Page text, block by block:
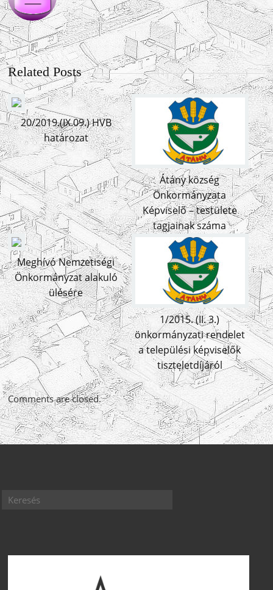
Related Posts
20/2019.(IX.09.) HVB
határozat
Átány község
Önkormányzata
Képviselő – testülete
tagjainak száma
Meghívó Nemzetiségi
Önkormányzat alakuló
ülésére
1/2015. (II. 3.)
önkormányzati rendelet
a települési képviselők
tiszteletdíjáról
Comments are closed.